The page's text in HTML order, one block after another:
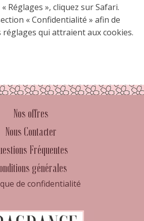
Réglages », cliquez sur Safari.
« Confidentialité » afin de
qui attraient aux cookies.
Nos offres
Nous Contacter
Fréquentes
générales
de confidentialité